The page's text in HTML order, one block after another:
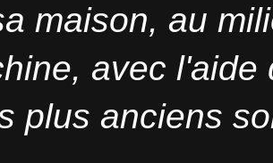
maison, au
avec
plus anciens